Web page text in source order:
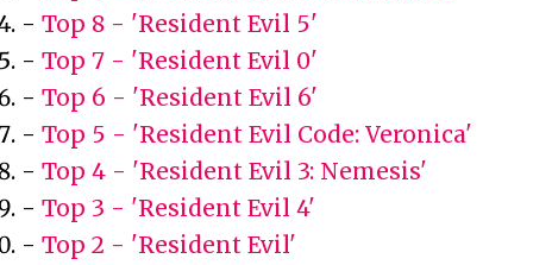
- Top 8 - 'Resident Evil 5'
- Top 7 - 'Resident Evil 0'
- Top 6 - 'Resident Evil 6'
- Top 5 - 'Resident Evil Code: Veronica'
- Top 4 - 'Resident Evil 3: Nemesis'
- Top 3 - 'Resident Evil 4'
- Top 2 - 'Resident Evil'